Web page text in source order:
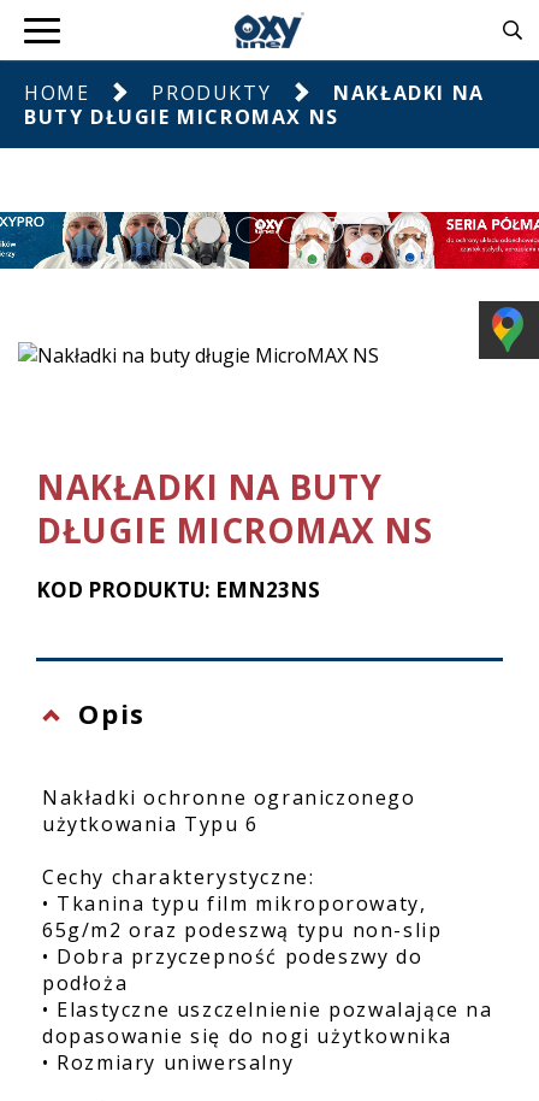
HOME PRODUKTY
NAKŁADKI NA
BUTY DŁUGIE MICROMAX NS
NAKŁADKI NA BUTY
DŁUGIE MICROMAX NS
KOD PRODUKTU: EMN23NS
Opis
Nakładki ochronne ograniczonego
użytkowania Typu 6
Cechy charakterystyczne:
• Tkanina typu film mikroporowaty,
65g/m2 oraz podeszwą typu non-slip
• Dobra przyczepność podeszwy do
podłoża
• Elastyczne uszczelnienie pozwalające na
dopasowanie się do nogi użytkownika
• Rozmiary uniwersalny